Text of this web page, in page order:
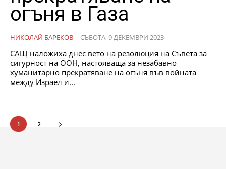
огъня в Газа
НИКОЛАЙ БАРЕКОВ - СЪБОТА, 9 ДЕКЕМВРИ 2023
САЩ наложиха днес вето на резолюция на Съвета за
сигурност на ООН, настояваща за незабавно
хуманитарно прекратяване на огъня във войната
между Израел и...
1 2